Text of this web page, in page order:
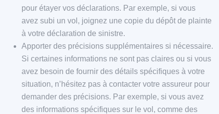
pour étayer vos déclarations. Par exemple, si vous
avez subi un vol, joignez une copie du dépôt de plainte
à votre déclaration de sinistre.
Apporter des précisions supplémentaires si nécessaire.
Si certaines informations ne sont pas claires ou si vous
avez besoin de fournir des détails spécifiques à votre
situation, n’hésitez pas à contacter votre assureur pour
demander des précisions. Par exemple, si vous avez
des informations spécifiques sur le vol, comme des